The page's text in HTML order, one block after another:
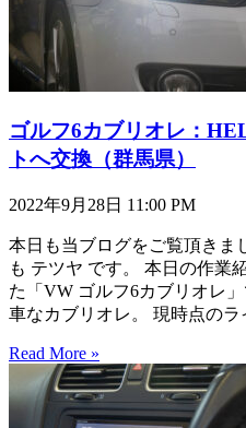
ゴルフ6カブリオレ：
トへ交換（群馬県）
2022年9月28日 11:00 PM
本日も当ブログをご覧頂きま
も テツヤ です。 本日の作業
た「VW ゴルフ6カブリオレ
車なカブリオレ。 現時点の
Read More »